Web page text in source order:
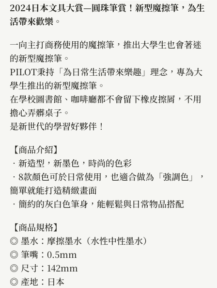
2024日本文具大賞—圓珠筆賞！新型魔擦筆，為生
活帶來歡樂。
一向主打商務使用的魔擦筆，推出大學生也會著迷
的新型魔擦筆。
PILOT秉持「為日常生活帶來樂趣」理念，專為大
學生推出的新型魔擦筆。
在學校圖書館、咖啡廳都不會留下橡皮擦屑，不用
擔心弄髒桌子。
是新世代的學習好夥伴！
【商品介紹】
．新造型，新墨色，時尚的色彩
．8款顏色可於日常使用，也適合做為「強調色」，
簡單就能打造精緻畫面
．簡約的灰白色筆身，能輕鬆與日常物品搭配
【商品規格】
◎ 墨水：摩擦墨水（水性中性墨水）
◎ 筆嘴：0.5mm
◎ 尺寸：142mm
◎ 產地：日本